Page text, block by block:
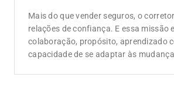
Mais do que vender seguros, o
relações de confiança. E essa missão
colaboração, propósito, aprendizado
capacidade de se adaptar às